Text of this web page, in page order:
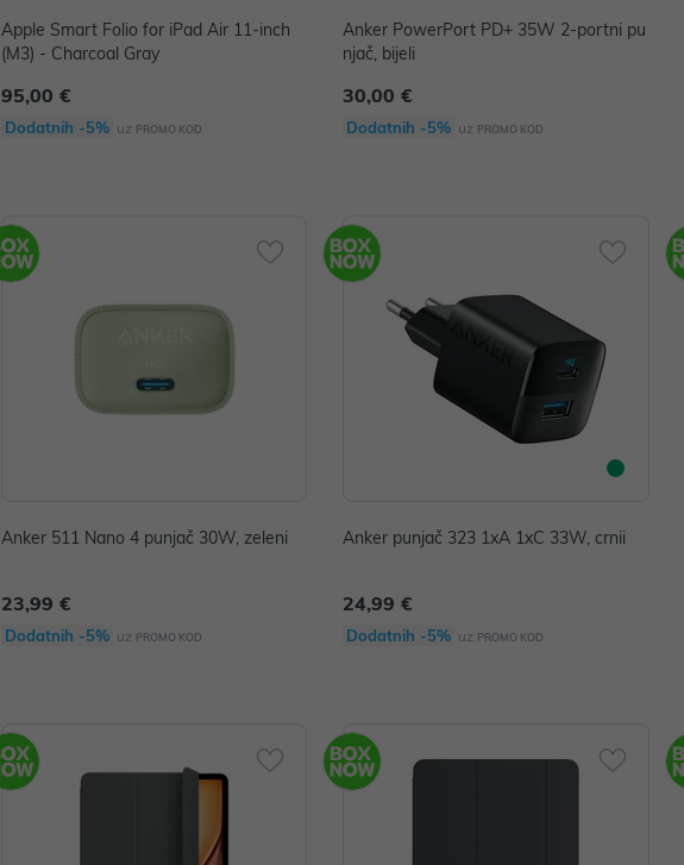
Apple Smart Folio for iPad Air 11-inch
(M3) - Charcoal Gray
95,00 €
Dodatnih -5% uz PROMO KOD
Anker PowerPort PD+ 35W 2-portni pu
njač, bijeli
30,00 €
Dodatnih -5% uz PROMO KOD
Anker 511 Nano 4 punjač 30W, zeleni
23,99 €
Dodatnih -5% uz PROMO KOD
Anker punjač 323 1xA 1xC 33W, crnii
24,99 €
Dodatnih -5% uz PROMO KOD